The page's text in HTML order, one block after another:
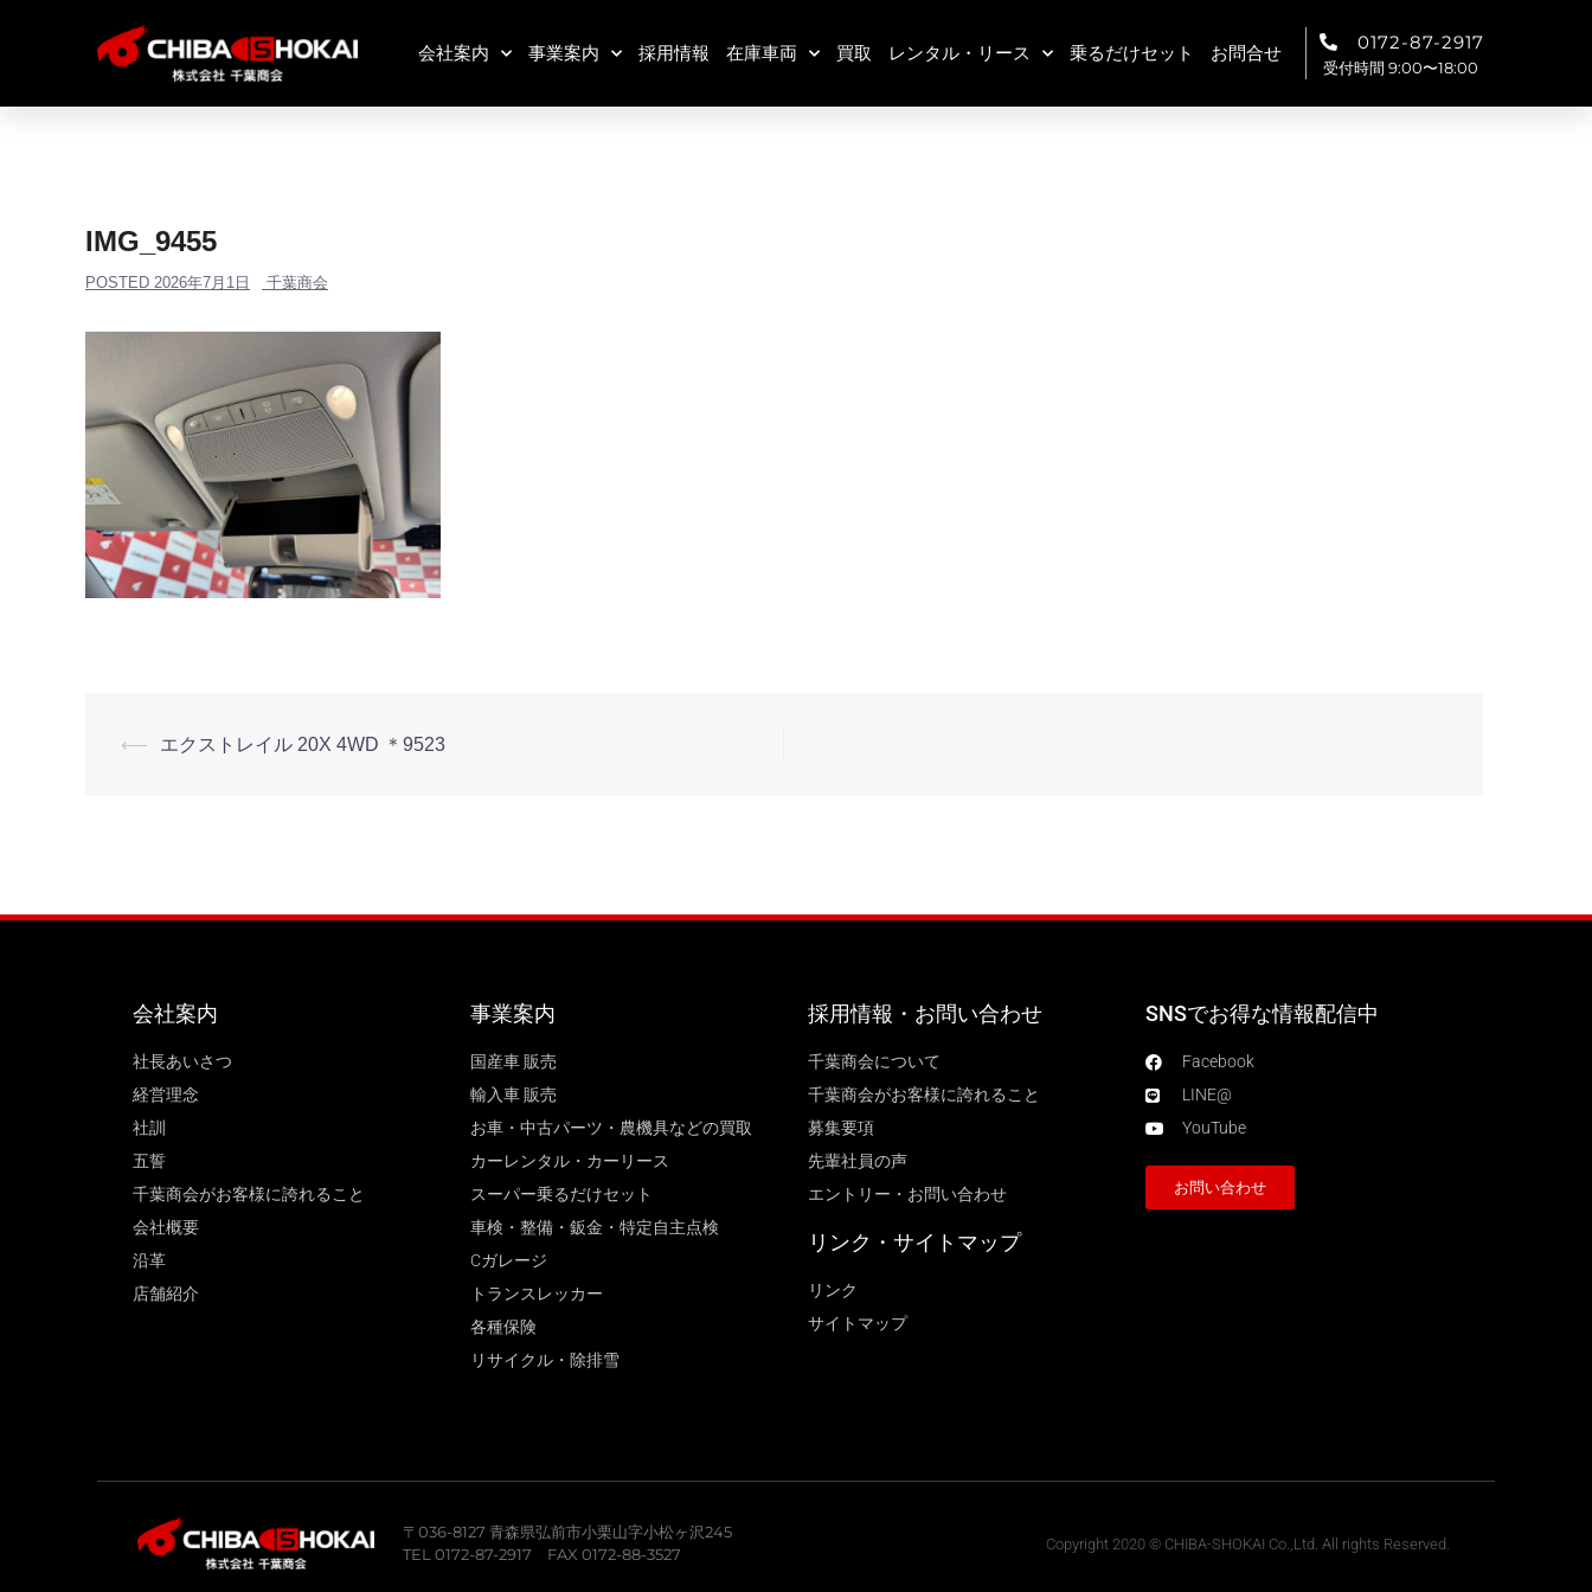
会社案内 事業案内 採用情報 在庫車両 買取 レンタル・リース 乗るだけセット お問合せ 0172-87-2917
受付時間 9:00〜18:00
IMG_9455
POSTED 2026年7月1日 千葉商会
⟵ エクストレイル 20X 4WD ＊9523
会社案内
社長あいさつ
経営理念
社訓
五誓
千葉商会がお客様に誇れること
会社概要
沿革
店舗紹介
事業案内
国産車 販売
輸入車 販売
お車・中古パーツ・農機具などの買取
カーレンタル・カーリース
スーパー乗るだけセット
車検・整備・鈑金・特定自主点検
Cガレージ
トランスレッカー
各種保険
リサイクル・除排雪
採用情報・お問い合わせ
千葉商会について
千葉商会がお客様に誇れること​
募集要項
先輩社員の声
エントリー・お問い合わせ
リンク・サイトマップ
リンク
サイトマップ
SNSでお得な情報配信中
Facebook
LINE@
YouTube
お問い合わせ
〒036-8127 青森県弘前市小栗山字小松ヶ沢245
TEL 0172-87-2917 FAX 0172-88-3527
Copyright 2020 © CHIBA-SHOKAI Co.,Ltd. All rights Reserved.